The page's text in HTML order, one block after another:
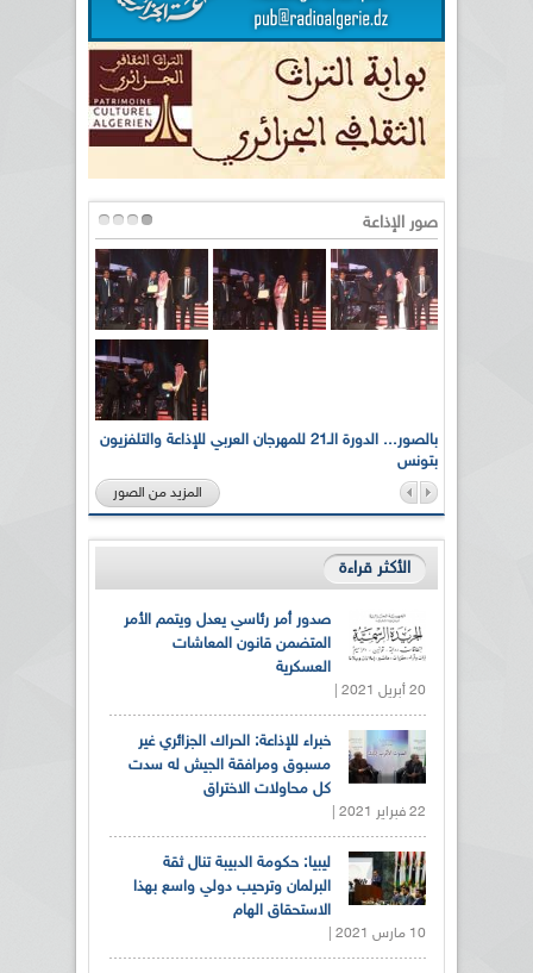
صور الإذاعة
بالصور... الدورة الـ21 للمهرجان العربي للإذاعة والتلفزيون
بتونس
المزيد من الصور
الأكثر قراءة
صدور أمر رئاسي يعدل ويتمم الأمر
المتضمن قانون المعاشات
العسكرية
20 أبريل 2021 |
خبراء للإذاعة: الحراك الجزائري غير
مسبوق ومرافقة الجيش له سدت
كل محاولات الاختراق
22 فبراير 2021 |
ليبيا: حكومة الدبيبة تنال ثقة
البرلمان وترحيب دولي واسع بهذا
الاستحقاق الهام
10 مارس 2021 |